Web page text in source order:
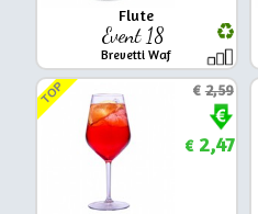
Flute
Event 18
Brevetti Waf
TOP €2,59
€2,47